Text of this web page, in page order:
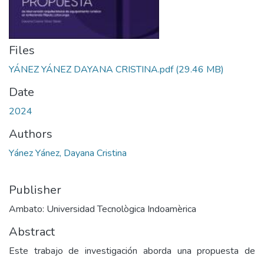
Files
YÁNEZ YÁNEZ DAYANA CRISTINA.pdf(29.46 MB)
Date
2024
Authors
Yánez Yánez, Dayana Cristina
Publisher
Ambato: Universidad Tecnològica Indoamèrica
Abstract
Este trabajo de investigación aborda una propuesta de